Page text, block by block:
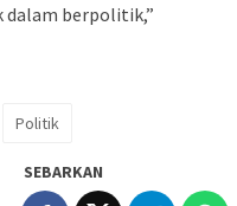
dalam berpolitik,”
Politik
SEBARKAN